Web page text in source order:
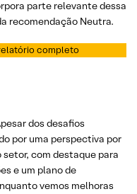
parte relevante dessa
recomendação Neutra.
completo
dos desafios
por uma perspectiva por
setor, com destaque para
e um plano de
vemos melhoras